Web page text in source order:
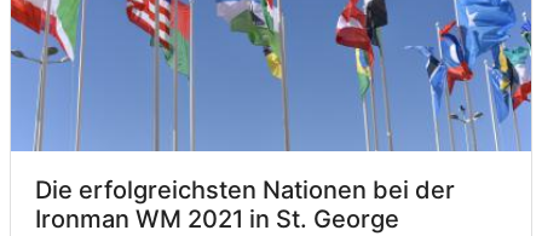
Die erfolgreichsten Nationen bei der
Ironman WM 2021 in St. George